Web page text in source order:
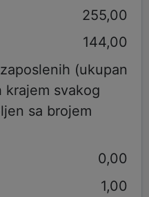
255,00
144,00
(ukupan
krajem svakog
sa brojem
0,00
1,00